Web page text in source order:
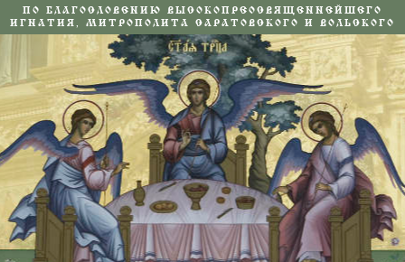
ПО БЛАГОСЛОВЕНИЮ ВЫСОКОПРЕОСВЯЩЕННЕЙШЕГО
ИГНАТИЯ, МИТРОПОЛИТА САРАТОВСКОГО И ВОЛЬСКОГО